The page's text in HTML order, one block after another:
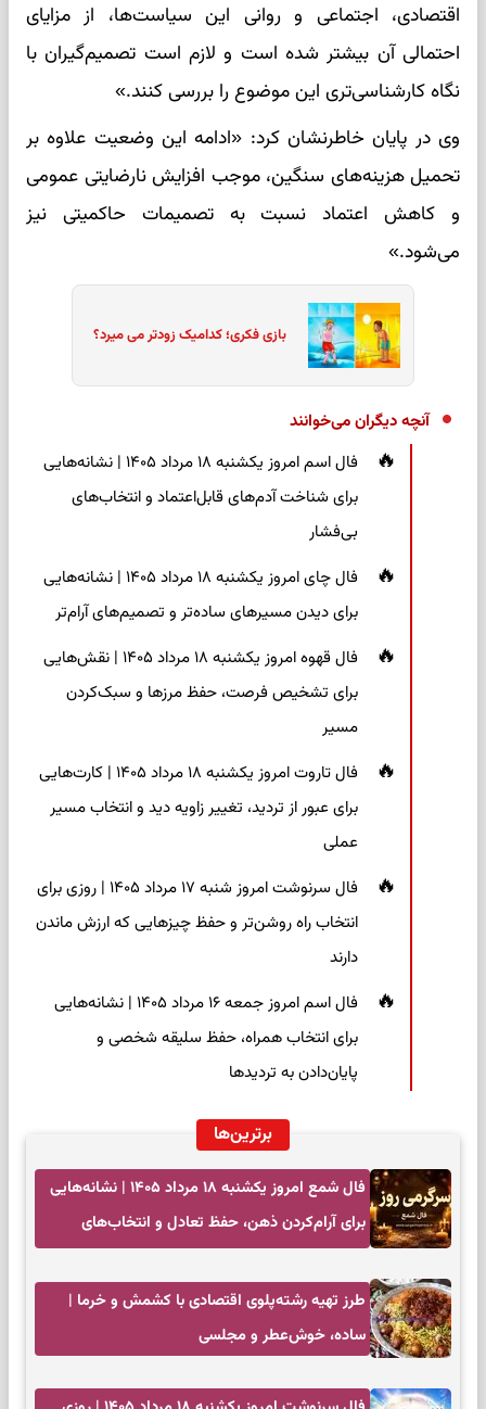
اقتصادی، اجتماعی و روانی این سیاست‌ها، از مزایای
احتمالی آن بیشتر شده است و لازم است تصمیم‌گیران با
نگاه کارشناسی‌تری این موضوع را بررسی کنند.»
وی در پایان خاطرنشان کرد: «ادامه این وضعیت علاوه بر
تحمیل هزینه‌های سنگین، موجب افزایش نارضایتی عمومی
و کاهش اعتماد نسبت به تصمیمات حاکمیتی نیز
می‌شود.»
بازی فکری؛ کدامیک زودتر می میرد؟
آنچه دیگران می‌خوانند
فال اسم امروز یکشنبه ۱۸ مرداد ۱۴۰۵ | نشانه‌هایی
برای شناخت آدم‌های قابل‌اعتماد و انتخاب‌های
بی‌فشار
فال چای امروز یکشنبه ۱۸ مرداد ۱۴۰۵ | نشانه‌هایی
برای دیدن مسیرهای ساده‌تر و تصمیم‌های آرام‌تر
فال قهوه امروز یکشنبه ۱۸ مرداد ۱۴۰۵ | نقش‌هایی
برای تشخیص فرصت، حفظ مرزها و سبک‌کردن
مسیر
فال تاروت امروز یکشنبه ۱۸ مرداد ۱۴۰۵ | کارت‌هایی
برای عبور از تردید، تغییر زاویه دید و انتخاب مسیر
عملی
فال سرنوشت امروز شنبه ۱۷ مرداد ۱۴۰۵ | روزی برای
انتخاب راه روشن‌تر و حفظ چیزهایی که ارزش ماندن
دارند
فال اسم امروز جمعه ۱۶ مرداد ۱۴۰۵ | نشانه‌هایی
برای انتخاب همراه، حفظ سلیقه شخصی و
پایان‌دادن به تردیدها
برترین‌ها
فال شمع امروز یکشنبه ۱۸ مرداد ۱۴۰۵ | نشانه‌هایی
برای آرام‌کردن ذهن، حفظ تعادل و انتخاب‌های
طرز تهیه رشته‌پلوی اقتصادی با کشمش و خرما |
ساده، خوش‌عطر و مجلسی